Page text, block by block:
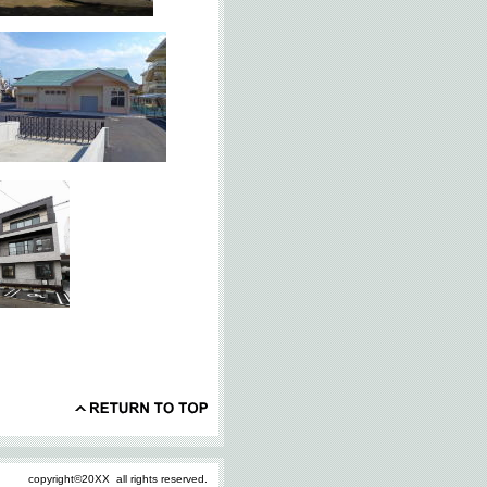
copyright©20XX all rights reserved.